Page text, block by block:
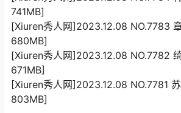
741MB]
[Xiuren秀人网]2023.12.08 NO.7783
680MB]
[Xiuren秀人网]2023.12.08 NO.7782
671MB]
[Xiuren秀人网]2023.12.08 NO.7781
803MB]